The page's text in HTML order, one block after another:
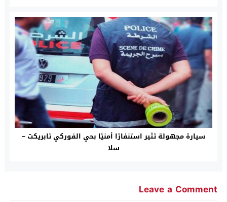
سيارة مجهولة تثير استنفارًا أمنيًا بحي الفوركي تابريكت –
سلا
Leave a Comment